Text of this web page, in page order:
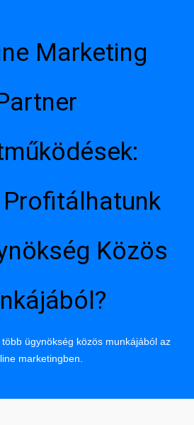
Marketing
Közös
ügynökség közös munkájából az
marketingben.